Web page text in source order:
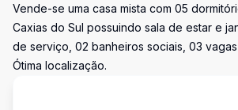
Vende-se uma casa mista com 05
Caxias do Sul possuindo sala de estar e
de serviço, 02 banheiros sociais, 03
Ótima localização.